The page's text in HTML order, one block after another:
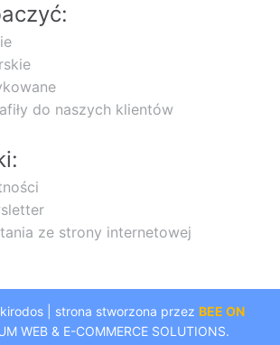
do naszych klientów
ze strony internetowej
| strona stworzona przez BEE ON
WEB & E-COMMERCE SOLUTIONS.